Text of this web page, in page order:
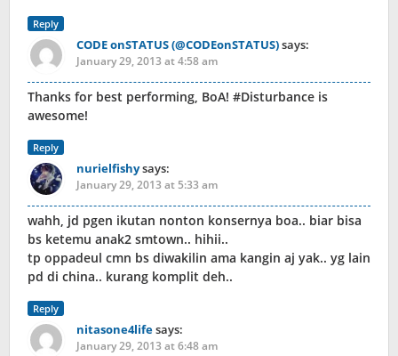
Reply
CODE onSTATUS (@CODEonSTATUS)says:
January 29, 2013 at 4:58 am
Thanks for best performing, BoA! #Disturbance is
awesome!
Reply
nurielfishysays:
January 29, 2013 at 5:33 am
wahh, jd pgen ikutan nonton konsernya boa.. biar bisa
bs ketemu anak2 smtown.. hihii..
tp oppadeul cmn bs diwakilin ama kangin aj yak.. yg lain
pd di china.. kurang komplit deh..
Reply
nitasone4lifesays:
January 29, 2013 at 6:48 am